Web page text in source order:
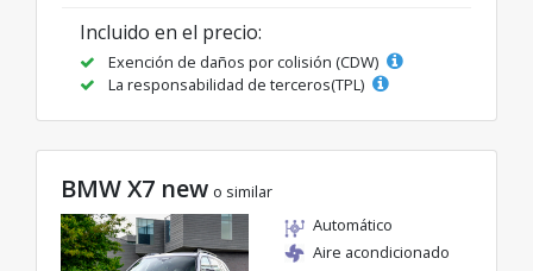
Incluido en el precio:
Exención de daños por colisión (CDW)
La responsabilidad de terceros(TPL)
BMW X7 new o similar
Automático
Aire acondicionado